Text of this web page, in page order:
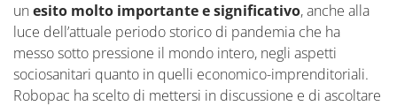
un esito molto importante e significativo, anche alla
luce dell’attuale periodo storico di pandemia che ha
messo sotto pressione il mondo intero, negli aspetti
sociosanitari quanto in quelli economico-imprenditoriali.
Robopac ha scelto di mettersi in discussione e di ascoltare